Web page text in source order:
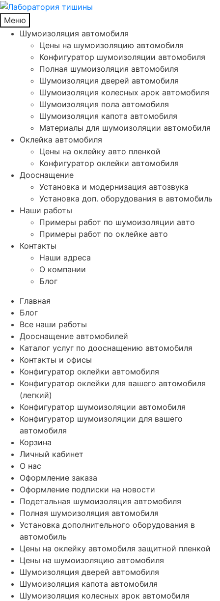
Меню
Шумоизоляция автомобиля
Цены на шумоизоляцию автомобиля
Конфигуратор шумоизоляции автомобиля
Полная шумоизоляция автомобиля
Шумоизоляция дверей автомобиля
Шумоизоляция колесных арок автомобиля
Шумоизоляция пола автомобиля
Шумоизоляция капота автомобиля
Материалы для шумоизоляции автомобиля
Оклейка автомобиля
Цены на оклейку авто пленкой
Конфигуратор оклейки автомобиля
Дооснащение
Установка и модернизация автозвука
Установка доп. оборудования в автомобиль
Наши работы
Примеры работ по шумоизоляции авто
Примеры работ по оклейке авто
Контакты
Наши адреса
О компании
Блог
Главная
Блог
Все наши работы
Дооснащение автомобилей
Каталог услуг по дооснащению автомобиля
Контакты и офисы
Конфигуратор оклейки автомобиля
Конфигуратор оклейки для вашего автомобиля
(легкий)
Конфигуратор шумоизоляции автомобиля
Конфигуратор шумоизоляции для вашего
автомобиля
Корзина
Личный кабинет
О нас
Оформление заказа
Оформление подписки на новости
Подетальная шумоизоляция автомобиля
Полная шумоизоляция автомобиля
Установка дополнительного оборудования в
автомобиль
Цены на оклейку автомобиля защитной пленкой
Цены на шумоизоляцию автомобиля
Шумоизоляция дверей автомобиля
Шумоизоляция капота автомобиля
Шумоизоляция колесных арок автомобиля